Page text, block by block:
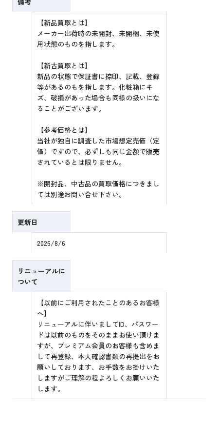
【新品買取とは】
メーカー出荷時の未開封、未開梱、未使
用状態のものを指します。
【新古買取とは】
新品の状態で保証書に捺印、記載、登録
等があるのもを指します。化粧箱にキ
ズ、破損があった場合も同様の扱いにな
ることがございます。
【参考価格とは】
当社が独自に調査した市場想定売価（定
価）ですので、必ずしも同じ金額で販売
されているとは限りません。
※開封品、中古品の買取価格につきまし
ては別途お問い合せ下さい。
更新日
2026/8/6
リニューアルに
ついて
【以前にご利用されたことのあるお客様
へ】
リニューアルに伴いましてID、パスワー
ドは以前のものをそのままお使い頂けま
すが、プレミアム会員のお客様も含めま
して再登録、本人確認書類の再提出をお
願いしております、お手数をお掛けいた
しますがご理解の程よろしくお願いいた
します。